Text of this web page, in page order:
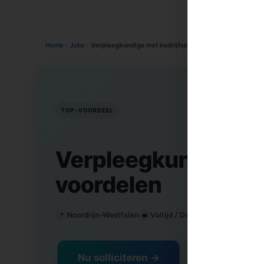
Home › Jobs › Verpleegkundige met bedrijfsauto
TOP-VOORDEEL
Verpleegkundige
voordelen
📍 Noordrijn-Westfalen 💼 Voltijd / Deeltijd
Nu solliciteren →